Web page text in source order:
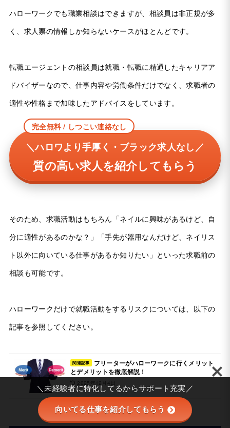
ハローワークでも職業相談はできますが、相談員は非正規が多
く、求人票の情報しか知らないケースがほとんどです。
転職エージェントの相談員は就職・転職に精通したキャリアア
ドバイザーなので、仕事内容や労働条件だけでなく、求職者の
適性や性格まで加味したアドバイスをしています。
完全無料 / しつこい連絡なし
＼ハロワより手厚く・ブラック求人なし／
質の高い求人を紹介してもらう
そのため、求職活動はもちろん「ネイルに興味があるけど、自
分に適性があるのかな？」「手先が器用なんだけど、ネイリス
ト以外に向いている仕事があるか知りたい」といった求職前の
相談も可能です。
ハローワークだけで就職活動をするリスクについては、以下の
記事を参照してください。
関連記事
フリーターがハローワークに行くメリット
とデメリットを徹底解説！
2025年12月4日
＼未経験者に特化してるからサポート充実／
向いてる仕事を紹介してもらう